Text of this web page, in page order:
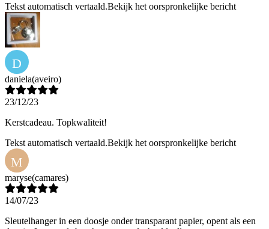
Tekst automatisch vertaald.Bekijk het oorspronkelijke bericht
D
daniela(aveiro)
23/12/23
Kerstcadeau. Topkwaliteit!
Tekst automatisch vertaald.Bekijk het oorspronkelijke bericht
M
maryse(camares)
14/07/23
Sleutelhanger in een doosje onder transparant papier, opent als een